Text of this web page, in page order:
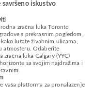
iskustvo
zračna luka Toronto
s prekrasnim pogledom,
lutate živahnim ulicama,
atmosferu. Odaberite
luka Calgary (YYC)
sa svojim najdražima i
vaša platforma za pronalaženje